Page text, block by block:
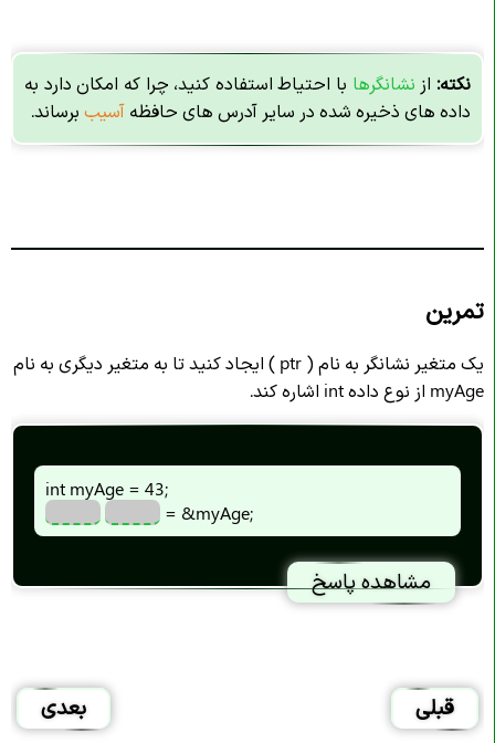
نکته: از نشانگرها با احتیاط استفاده کنید، چرا که امکان دارد به
داده های ذخیره شده در سایر آدرس های حافظه آسیب برساند.
تمرین
یک متغیر نشانگر به نام ( ptr ) ایجاد کنید تا به متغیر دیگری به نام
myAge از نوع داده int اشاره کند.
int myAge = 43;
= &myAge;
مشاهده پاسخ
قبلی بعدی